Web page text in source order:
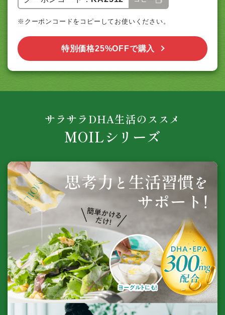
※クーポンコードをコピーしてお使いください。
特別価格25%OFFで購入
サラサラDHA生活のススメ
MOILシリーズ